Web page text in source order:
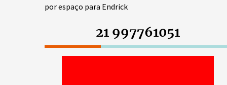
por espaço para Endrick
21 997761051